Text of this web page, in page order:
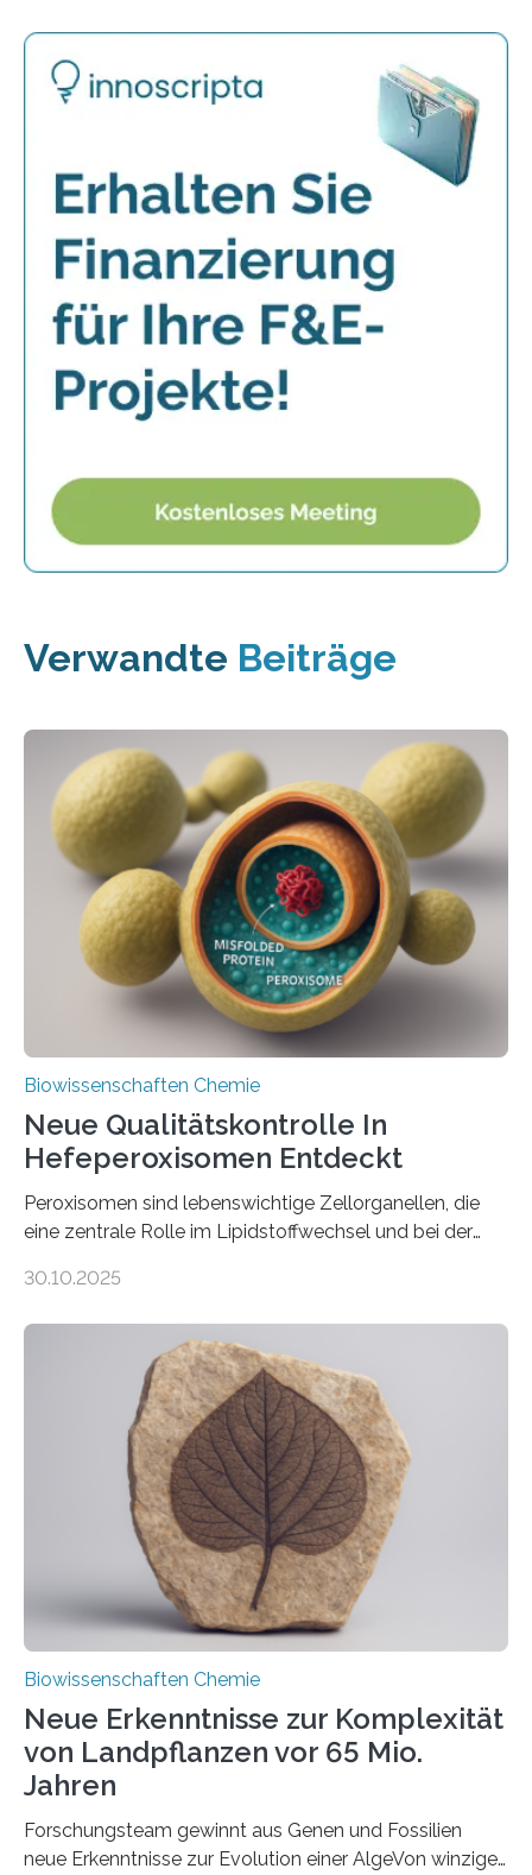
Verwandte Beiträge
Biowissenschaften Chemie
Neue Qualitätskontrolle In
Hefeperoxisomen Entdeckt
Peroxisomen sind lebenswichtige Zellorganellen, die
eine zentrale Rolle im Lipidstoffwechsel und bei der
erfüllen können, müssen zahlreiche Enzyme präzise in
der Ruhr-Universität Bochum um Prof. Dr. Ralf Erdmann
und Dr. Ismaila Francis Yusuf hat nun einen bislang
unbekannten Qualitätskontrollmechanismus des
peroxisomalen Proteintransports in der Bäckerhefe
Saccharomyces cerevisiae entdeckt, der für die
Funktionsfähigkeit der Organellen entscheidend ist. Die
Studie wurde am 28. Oktober 2025 in der
Fachzeitschrift…
30.10.2025
Biowissenschaften Chemie
Neue Erkenntnisse zur Komplexität
von Landpflanzen vor 65 Mio.
Jahren
Forschungsteam gewinnt aus Genen und Fossilien
neue Erkenntnisse zur Evolution einer AlgeVon winzigen